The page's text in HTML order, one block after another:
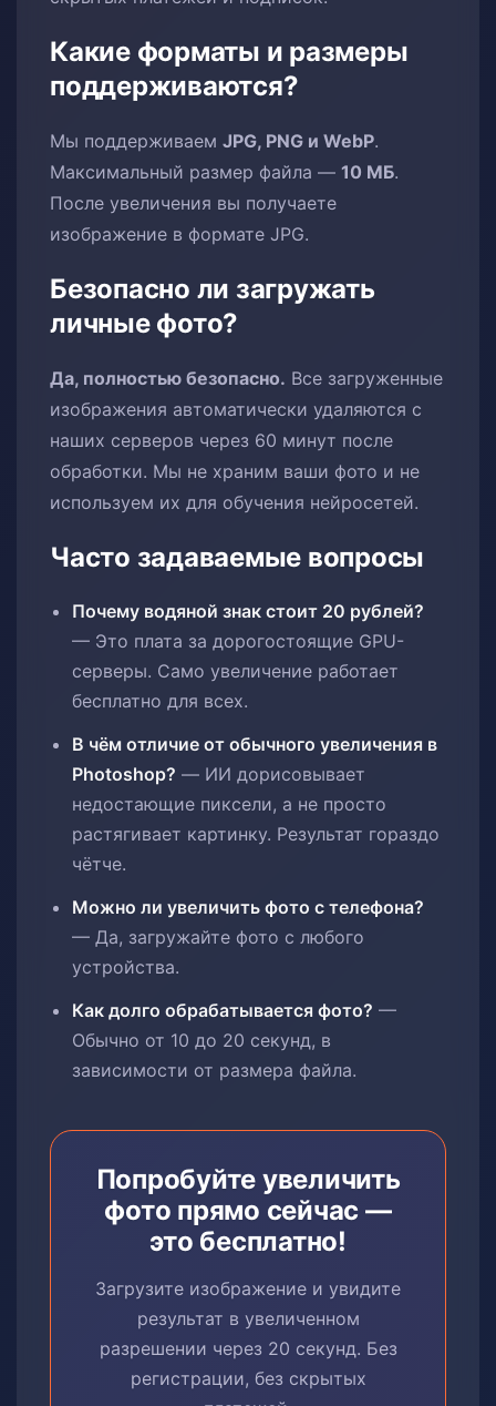
Какие форматы и размеры
поддерживаются?
Мы поддерживаем JPG, PNG и WebP.
Максимальный размер файла — 10 МБ.
После увеличения вы получаете
изображение в формате JPG.
Безопасно ли загружать
личные фото?
Да, полностью безопасно. Все загруженные
изображения автоматически удаляются с
наших серверов через 60 минут после
обработки. Мы не храним ваши фото и не
используем их для обучения нейросетей.
Часто задаваемые вопросы
Почему водяной знак стоит 20 рублей?
— Это плата за дорогостоящие GPU-
серверы. Само увеличение работает
бесплатно для всех.
В чём отличие от обычного увеличения в
Photoshop? — ИИ дорисовывает
недостающие пиксели, а не просто
растягивает картинку. Результат гораздо
чётче.
Можно ли увеличить фото с телефона?
— Да, загружайте фото с любого
устройства.
Как долго обрабатывается фото? —
Обычно от 10 до 20 секунд, в
зависимости от размера файла.
Попробуйте увеличить
фото прямо сейчас —
это бесплатно!
Загрузите изображение и увидите
результат в увеличенном
разрешении через 20 секунд. Без
регистрации, без скрытых